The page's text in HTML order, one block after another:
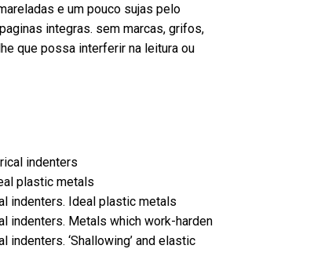
e um pouco sujas pelo
integras. sem marcas, grifos,
que possa interferir na leitura ou
indenters
plastic metals
indenters. Ideal plastic metals
indenters. Metals which work-harden
‘Shallowing’ and elastic